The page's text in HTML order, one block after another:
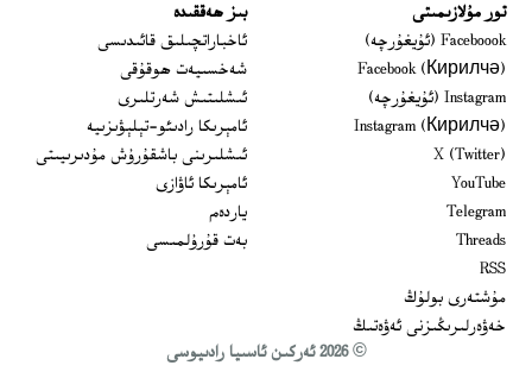
تور مۇلازىمىتى
Faceboook (ئۇيغۇرچە)
Opens in new window
Facebook (Кирилчә)
Opens in new window
Instagram (ئۇيغۇرچە)
Opens in new window
Instagram (Кирилчә)
Opens in new window
X (Twitter)
YouTube
Telegram
Threads
RSS
مۇشتەرى بولۇڭ
خەۋەرلىرىڭىزنى ئەۋەتىڭ
بىز ھەققىدە
ئاخباراتچىلىق قائىدىسى
شەخسىيەت ھوقۇقى
ئىشلىتىش شەرتلىرى
ئامېرىكا رادىئو-تېلېۋىزىيە
ئىشلىرىنى باشقۇرۇش مۇدىرىيىتى
ئامېرىكا ئاۋازى
ياردەم
بەت قۇرۇلمىسى
© 2026 ئەركىن ئاسىيا رادىيوسى